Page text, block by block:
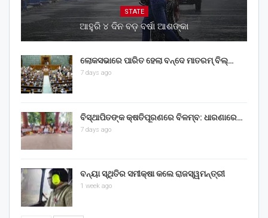
STATE
ଆହୁରି ୪ ଦିନ ବଡ଼ ବର୍ଷା ଆଶଙ୍କା
ଲୋକସଭାରେ ପାରିତ ହେଲା ବନ୍ଦେ ମାତରମ୍‌ ବିଲ୍‌…
7 days ago
ବିସ୍ଥାପିତଙ୍କ କ୍ଷତିପୂରଣରେ ବିଳମ୍ବ: ଧାରଣାରେ…
7 days ago
ବନ୍ୟା ସ୍ଥିତିର ସମୀକ୍ଷା କଲେ ରାଜସ୍ୱମନ୍ତ୍ରୀ
1 week ago